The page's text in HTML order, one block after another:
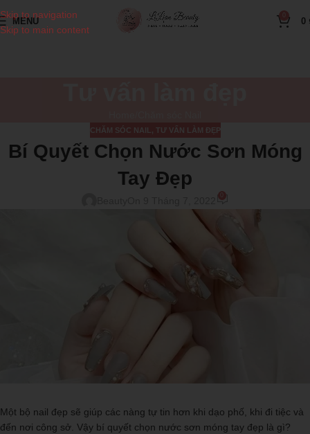
Skip to navigation
Skip to main content
MENU 0
CHĂM SÓC NAIL , TƯ VẤN LÀM ĐẸP
Bí Quyết Chọn Nước Sơn Móng
Tay Đẹp
Một bộ nail đẹp sẽ giúp các nàng tự tin hơn khi dạo phố, khi đi tiệc và
đến nơi công sở. Vậy bí quyết chọn nước sơn móng tay đẹp là gì?